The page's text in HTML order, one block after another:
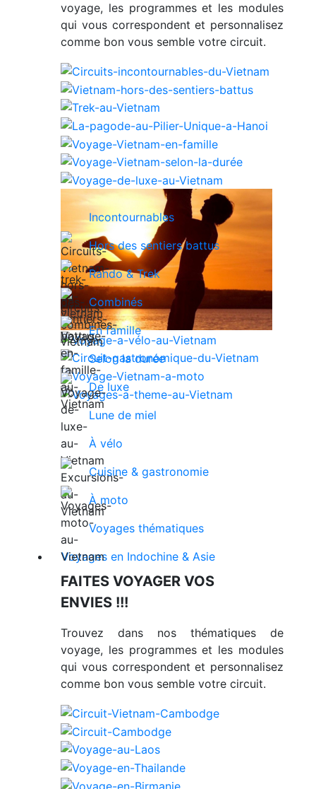
voyage, les programmes et les modules
qui vous correspondent et personnalisez
comme bon vous semble votre circuit.
Incontournables
Hors des sentiers battus
Rando & Trek
Combinés
En famille
Selon la durée
De luxe
Lune de miel
À vélo
Cuisine & gastronomie
À moto
Voyages thématiques
Voyages en Indochine & Asie
FAITES VOYAGER VOS
ENVIES !!!
Trouvez dans nos thématiques de
voyage, les programmes et les modules
qui vous correspondent et personnalisez
comme bon vous semble votre circuit.